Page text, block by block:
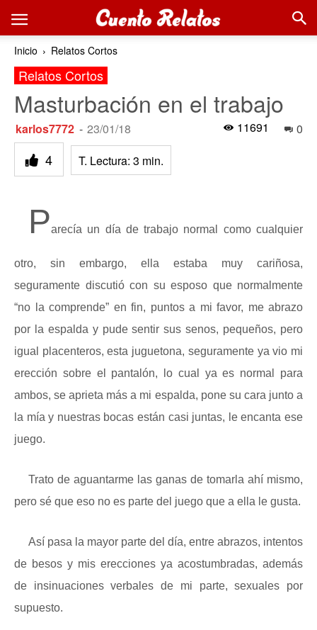
Inicio Relatos Cortos
Relatos Cortos
Masturbación en el trabajo
karlos7772 - 23/01/18 0
11691
4 T. Lectura: 3 min.
Parecía un día de trabajo normal como cualquier
otro, sin embargo, ella estaba muy cariñosa,
seguramente discutió con su esposo que normalmente
“no la comprende” en fin, puntos a mi favor, me abrazo
por la espalda y pude sentir sus senos, pequeños, pero
igual placenteros, esta juguetona, seguramente ya vio mi
erección sobre el pantalón, lo cual ya es normal para
ambos, se aprieta más a mi espalda, pone su cara junto a
la mía y nuestras bocas están casi juntas, le encanta ese
juego.
Trato de aguantarme las ganas de tomarla ahí mismo,
pero sé que eso no es parte del juego que a ella le gusta.
Así pasa la mayor parte del día, entre abrazos, intentos
de besos y mis erecciones ya acostumbradas, además
de insinuaciones verbales de mi parte, sexuales por
supuesto.